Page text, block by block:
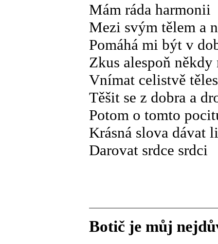
Mám ráda harmonii
Mezi svým tělem a
Pomáhá mi být v
Zkus alespoň
Vnímat celistvě
Těšit se z dobra a
Potom o tomto
Krásná slova dávat
Darovat srdce srdci
Botič je můj